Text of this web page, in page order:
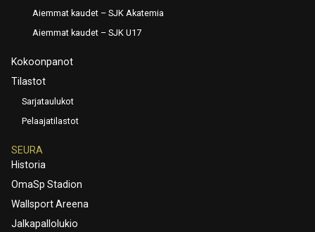
Aiemmat kaudet – SJK Akatemia
Aiemmat kaudet – SJK U17
Kokoonpanot
Tilastot
Sarjataulukot
Pelaajatilastot
SEURA
Historia
OmaSp Stadion
Wallsport Areena
Jalkapallolukio